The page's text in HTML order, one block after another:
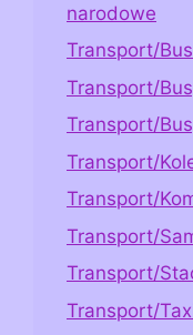
narodowe
Transport/Bus
Transport/
Transport/
Transport/
Transport/
Transport/
Transport/
Transport/